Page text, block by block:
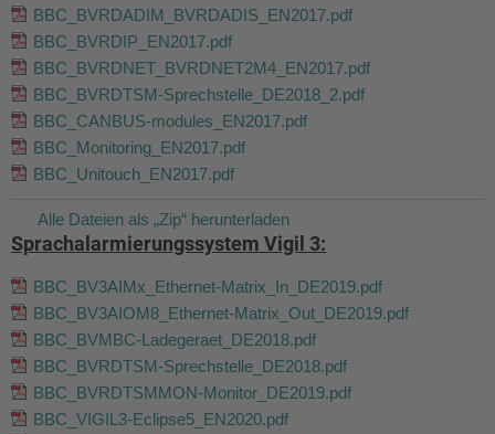
BBC_BVRDADIM_BVRDADIS_EN2017.pdf
BBC_BVRDIP_EN2017.pdf
BBC_BVRDNET_BVRDNET2M4_EN2017.pdf
BBC_BVRDTSM-Sprechstelle_DE2018_2.pdf
BBC_CANBUS-modules_EN2017.pdf
BBC_Monitoring_EN2017.pdf
BBC_Unitouch_EN2017.pdf
Alle Dateien als „Zip“ herunterladen
Sprachalarmierungssystem Vigil 3:
BBC_BV3AIMx_Ethernet-Matrix_In_DE2019.pdf
BBC_BV3AIOM8_Ethernet-Matrix_Out_DE2019.pdf
BBC_BVMBC-Ladegeraet_DE2018.pdf
BBC_BVRDTSM-Sprechstelle_DE2018.pdf
BBC_BVRDTSMMON-Monitor_DE2019.pdf
BBC_VIGIL3-Eclipse5_EN2020.pdf